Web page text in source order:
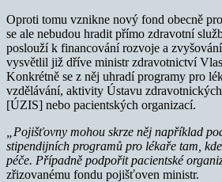
Oproti tomu vznikne nový fond obecně
se ale nebudou hradit přímo zdravotní
poslouží k financování rozvoje a
vysvětlil již dříve ministr zdravotnictví
Konkrétně se z něj uhradí programy pro
vzdělávání, aktivity Ústavu
[ÚZIS] nebo pacientských organizací.
„Pojišťovny mohou skrze něj například
stipendijních programů pro lékaře tam,
péče. Případně podpořit pacientské
zřizovanému fondu pojišťoven ministr.